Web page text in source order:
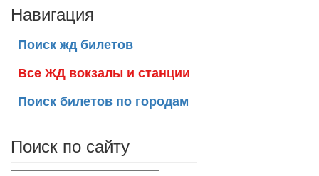
Навигация
Поиск жд билетов
Все ЖД вокзалы и станции
Поиск билетов по городам
Поиск по сайту